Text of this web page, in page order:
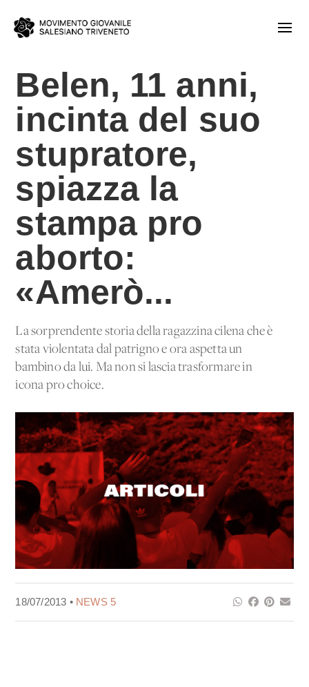
Belen, 11 anni,
incinta del suo
stupratore,
spiazza la
stampa pro
aborto:
«Amerò...
La sorprendente storia della ragazzina cilena che è
stata violentata dal patrigno e ora aspetta un
bambino da lui. Ma non si lascia trasformare in
icona pro choice.
18/07/2013 • NEWS 5